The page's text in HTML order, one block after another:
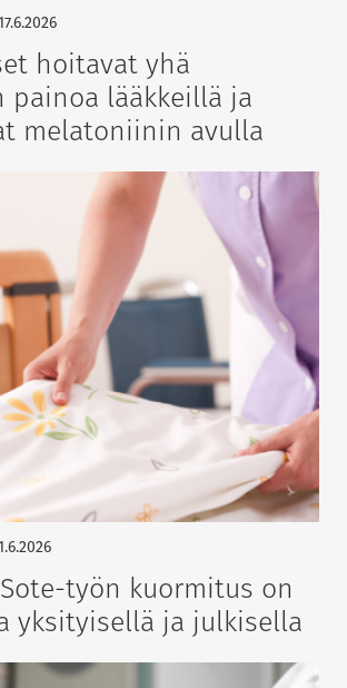
hoitavat yhä
painoa lääkkeillä ja
melatoniinin avulla
työn kuormitus on
yksityisellä ja julkisella